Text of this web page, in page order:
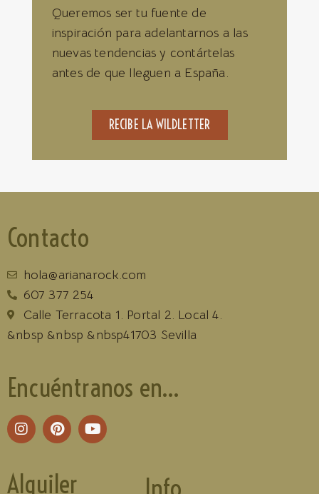
Queremos ser tu fuente de
inspiración para adelantarnos a las
nuevas tendencias y contártelas
antes de que lleguen a España.
RECIBE LA WILDLETTER
Contacto
hola@arianarock.com
607 377 254
Calle Terracota 1. Portal 2. Local 4.
&nbsp &nbsp &nbsp41703 Sevilla
Encuéntranos en...
Alquiler